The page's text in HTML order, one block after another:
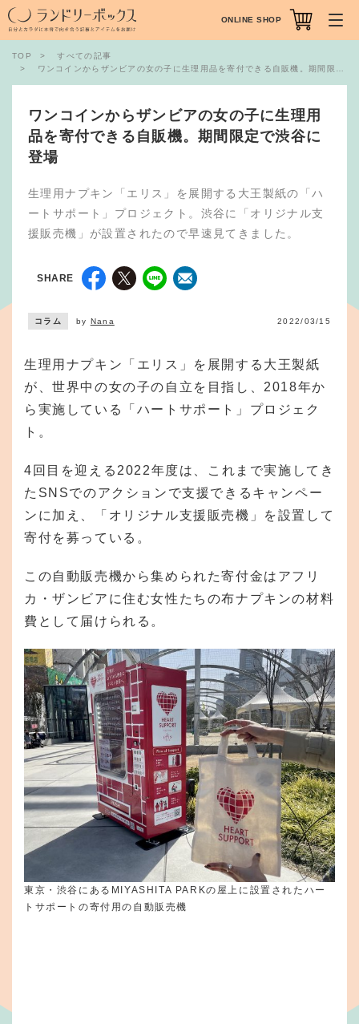
TOP
すべての記事
ワンコインからザンビアの女の子に生理用品を寄付できる自販機。期間限定で渋谷に登場
ワンコインからザンビアの女の子に生理用
品を寄付できる自販機。期間限定で渋谷に
登場
生理用ナプキン「エリス」を展開する大王製紙の「ハ
ートサポート」プロジェクト。渋谷に「オリジナル支
援販売機」が設置されたので早速見てきました。
SHARE
コラム by Nana 2022/03/15
生理用ナプキン「エリス」を展開する大王製紙
が、世界中の女の子の自立を目指し、2018年か
ら実施している「ハートサポート」プロジェク
ト。
4回目を迎える2022年度は、これまで実施してき
たSNSでのアクションで支援できるキャンペー
ンに加え、「オリジナル支援販売機」を設置して
寄付を募っている。
この自動販売機から集められた寄付金はアフリ
カ・ザンビアに住む女性たちの布ナプキンの材料
費として届けられる。
東京・渋谷にあるMIYASHITA PARKの屋上に設置されたハー
トサポートの寄付用の自動販売機
ONLINE SHOP